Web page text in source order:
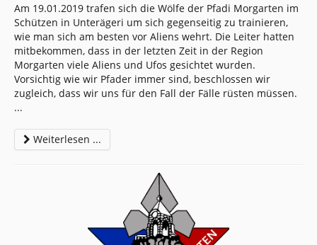
Am 19.01.2019 trafen sich die Wölfe der Pfadi Morgarten im
Schützen in Unterägeri um sich gegenseitig zu trainieren,
wie man sich am besten vor Aliens wehrt. Die Leiter hatten
mitbekommen, dass in der letzten Zeit in der Region
Morgarten viele Aliens und Ufos gesichtet wurden.
Vorsichtig wie wir Pfader immer sind, beschlossen wir
zugleich, dass wir uns für den Fall der Fälle rüsten müssen.
...
Weiterlesen ...